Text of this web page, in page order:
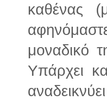
καθένας
μοναδικό
Υπάρχει